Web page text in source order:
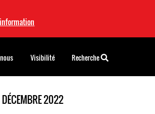
2022
Visibilité Recherche